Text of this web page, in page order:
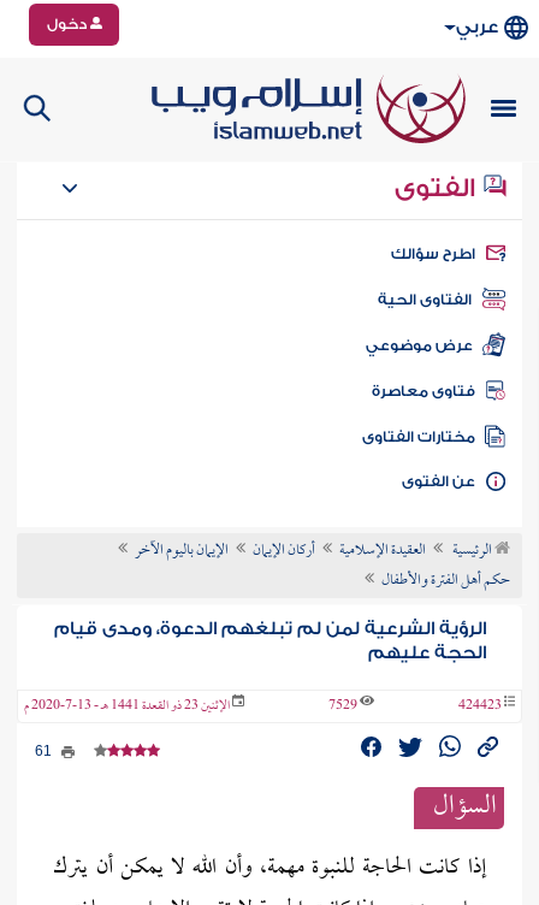
عربي دخول
الفتوى
سؤالك
الفتاوى الحية
عرض موضوعي
فتاوى معاصرة
مختارات الفتاوى
الفتوى
الرئيسية العقيدة الإسلامية أركان الإيمان
الإيمان باليوم الآخر
حكم أهل الفترة والأطفال
الرؤية الشرعية لمن لم تبلغهم الدعوة، ومدى قيام
الحجة عليهم
424423
7529 الإثنين 23 ذو القعدة 1441 هـ - 13-7-2020 م
السؤال
إذا كانت الحاجة للنبوة مهمة، وأن الله لا يمكن أن يترك